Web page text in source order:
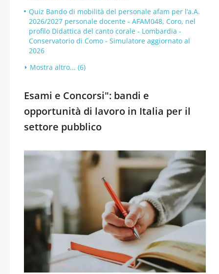
Quiz Bando di mobilità del personale afam per l’a.A.
2026/2027 personale docente - AFAM048, Coro, nel
profilo Didattica del canto corale - Lombardia -
Conservatorio di Como - Simulatore aggiornato al
2026
Mostra altro... (6)
Esami e Concorsi": bandi e
opportunità di lavoro in Italia per il
settore pubblico